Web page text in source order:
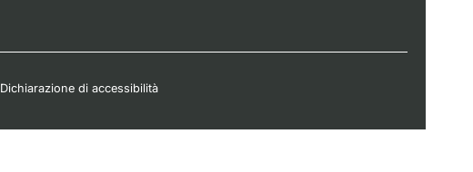
Dichiarazione di accessibilità